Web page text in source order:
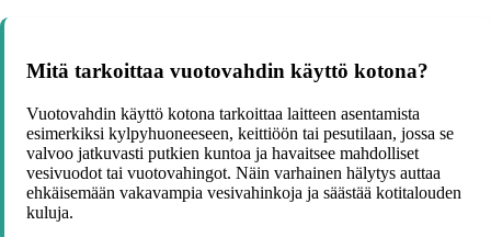
Mitä tarkoittaa vuotovahdin käyttö kotona?
Vuotovahdin käyttö kotona tarkoittaa laitteen asentamista
esimerkiksi kylpyhuoneeseen, keittiöön tai pesutilaan, jossa se
valvoo jatkuvasti putkien kuntoa ja havaitsee mahdolliset
vesivuodot tai vuotovahingot. Näin varhainen hälytys auttaa
ehkäisemään vakavampia vesivahinkoja ja säästää kotitalouden
kuluja.